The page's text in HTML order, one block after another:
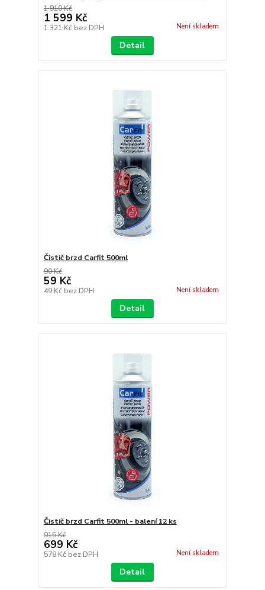
1 910 Kč
1 599 Kč
1 321 Kč bez DPH Není skladem
Detail
Čistič brzd Carfit 500ml
90 Kč
59 Kč
49 Kč bez DPH Není skladem
Detail
Čistič brzd Carfit 500ml - balení 12 ks
915 Kč
699 Kč
578 Kč bez DPH Není skladem
Detail